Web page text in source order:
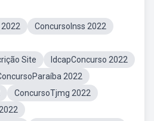
ConcursoInss 2022
Site
IdcapConcurso 2022
2022
ConcursoTjmg 2022